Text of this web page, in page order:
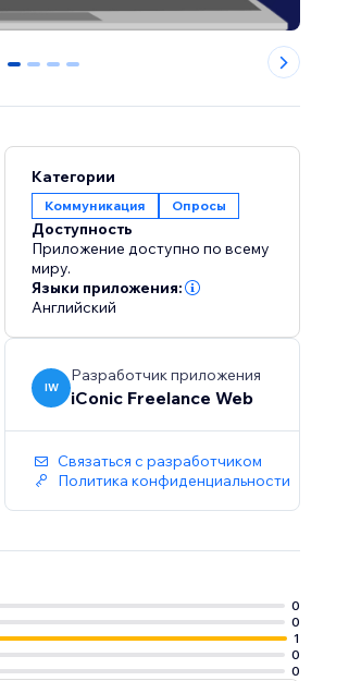
0 1 2 3
Категории
Коммуникация Опросы
Доступность
Приложение доступно по всему
миру.
Языки приложения:
Английский
IW
Разработчик приложения
iConic Freelance Web
Связаться с разработчиком
Политика конфиденциальности
0
0
1
0
0